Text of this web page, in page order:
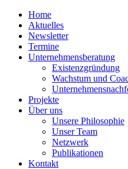
Home
Aktuelles
Newsletter
Termine
Unternehmensberatung
Existenzgründung
Wachstum und
Projekte
Über uns
Unsere Philosophie
Unser Team
Netzwerk
Publikationen
Kontakt